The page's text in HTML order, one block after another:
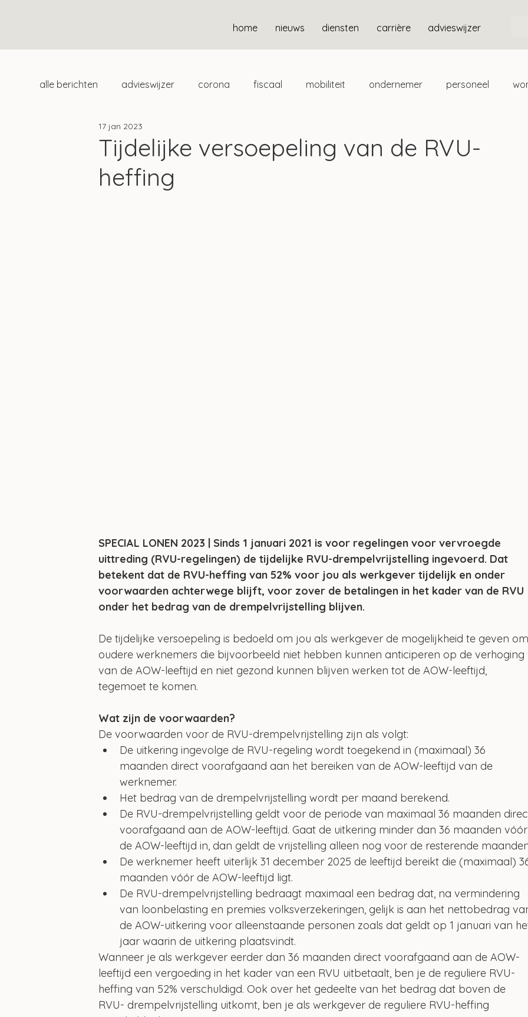
home nieuws diensten carrière advieswijzer
alle berichten advieswijzer corona fiscaal mobiliteit ondernemer personeel
duurzaam home
Tijdelijke versoepeling van de RVU-
heffing
17 jan 2023
SPECIAL LONEN 2023 | Sinds 1 januari 2021 is voor regelingen voor vervroegde
uittreding (RVU-regelingen) de tijdelijke RVU-drempelvrijstelling ingevoerd. Dat
betekent dat de RVU-heffing van 52% voor jou als werkgever tijdelijk en onder
voorwaarden achterwege blijft, voor zover de betalingen in het kader van de RVU
onder het bedrag van de drempelvrijstelling blijven.
De tijdelijke versoepeling is bedoeld om jou als werkgever de mogelijkheid te geven om
oudere werknemers die bijvoorbeeld niet hebben kunnen anticiperen op de verhoging
van de AOW-leeftijd en niet gezond kunnen blijven werken tot de AOW-leeftijd,
tegemoet te komen.
Wat zijn de voorwaarden?
De voorwaarden voor de RVU-drempelvrijstelling zijn als volgt:
De uitkering ingevolge de RVU-regeling wordt toegekend in (maximaal) 36
maanden direct voorafgaand aan het bereiken van de AOW-leeftijd van de
werknemer.
Het bedrag van de drempelvrijstelling wordt per maand berekend.
De RVU-drempelvrijstelling geldt voor de periode van maximaal 36 maanden
voorafgaand aan de AOW-leeftijd. Gaat de uitkering minder dan 36 maanden vóór
de AOW-leeftijd in, dan geldt de vrijstelling alleen nog voor de resterende
De werknemer heeft uiterlijk 31 december 2025 de leeftijd bereikt die (maximaal)
maanden vóór de AOW-leeftijd ligt.
De RVU-drempelvrijstelling bedraagt maximaal een bedrag dat, na vermindering
van loonbelasting en premies volksverzekeringen, gelijk is aan het nettobedrag
de AOW-uitkering voor alleenstaande personen zoals dat geldt op 1 januari van
jaar waarin de uitkering plaatsvindt.
Wanneer je als werkgever eerder dan 36 maanden direct voorafgaand aan de AOW-
leeftijd een vergoeding in het kader van een RVU uitbetaalt, ben je de reguliere RVU-
heffing van 52% verschuldigd. Ook over het gedeelte van het bedrag dat boven de
RVU- drempelvrijstelling uitkomt, ben je als werkgever de reguliere RVU-heffing